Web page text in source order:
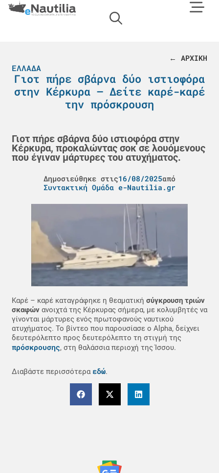
← ΑΡΧΙΚΗ
ΕΛΛΆΔΑ
Γιοτ πήρε σβάρνα δύο ιστιοφόρα
στην Κέρκυρα – Δείτε καρέ-καρέ
την πρόσκρουση
Γιοτ πήρε σβάρνα δύο ιστιοφόρα στην
Κέρκυρα, προκαλώντας σοκ σε λουόμενους
που έγιναν μάρτυρες του ατυχήματος.
Δημοσιεύθηκε στις16/08/2025από
Συντακτική Ομάδα e-Nautilia.gr
Καρέ – καρέ καταγράφηκε η θεαματική σύγκρουση τριών
σκαφών ανοιχτά της Κέρκυρας σήμερα, με κολυμβητές να
γίνονται μάρτυρες ενός πρωτοφανούς ναυτικού
ατυχήματος. Το βίντεο που παρουσίασε ο Alpha, δείχνει
δευτερόλεπτο προς δευτερόλεπτο τη στιγμή της
πρόσκρουσης, στη θαλάσσια περιοχή της Ίσσου.
Διαβάστε περισσότερα εδώ.